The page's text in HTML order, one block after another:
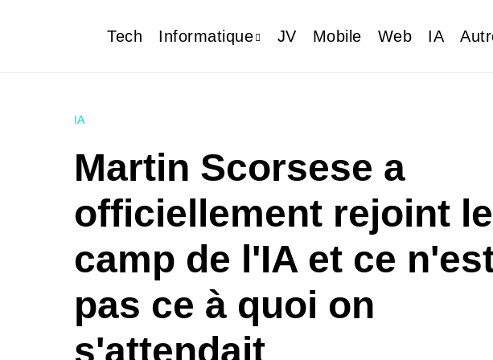
Tech Informatique JV Mobile Web IA
IA
Martin Scorsese a
officiellement rejoint le
camp de l'IA et ce
pas ce à quoi on
s'attendait